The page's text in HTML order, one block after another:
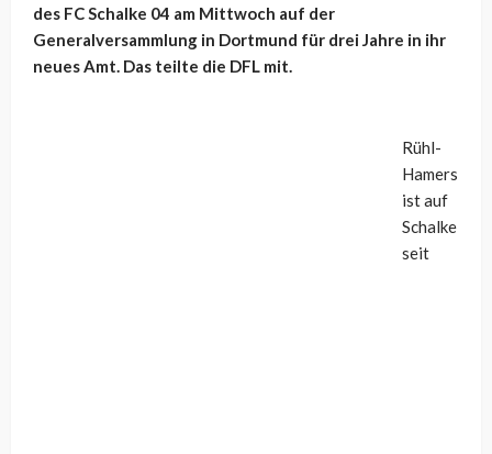
des FC Schalke 04 am Mittwoch auf der
Generalversammlung in Dortmund für drei Jahre in ihr
neues Amt. Das teilte die DFL mit.
Rühl-
Hamers
ist auf
Schalke
seit